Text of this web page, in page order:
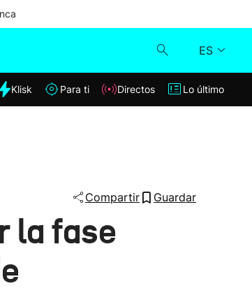
ES
Klisk
Klisk Para ti Directos Lo último
Compartir Guardar
la fase